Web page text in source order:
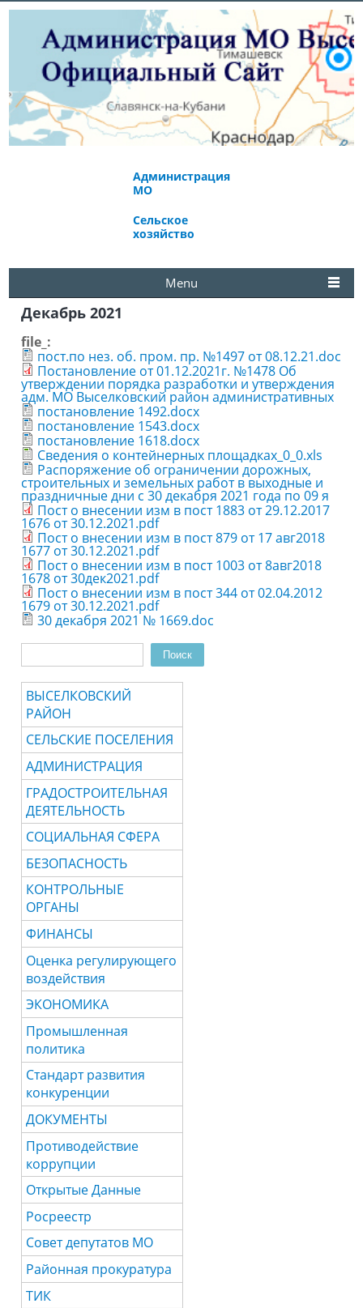
Администрация
МО
Сельское
хозяйство
Menu
Декабрь 2021
file_:
пост.по нез. об. пром. пр. №1497 от 08.12.21.doc
Постановление от 01.12.2021г. №1478 Об
утверждении порядка разработки и утверждения
адм. МО Выселковский район административных
постановление 1492.docx
постановление 1543.docx
постановление 1618.docx
Сведения о контейнерных площадках_0_0.xls
Распоряжение об ограничении дорожных,
строительных и земельных работ в выходные и
праздничные дни с 30 декабря 2021 года по 09 я
Пост о внесении изм в пост 1883 от 29.12.2017
1676 от 30.12.2021.pdf
Пост о внесении изм в пост 879 от 17 авг2018
1677 от 30.12.2021.pdf
Пост о внесении изм в пост 1003 от 8авг2018
1678 от 30дек2021.pdf
Пост о внесении изм в пост 344 от 02.04.2012
1679 от 30.12.2021.pdf
30 декабря 2021 № 1669.doc
Поиск
ВЫСЕЛКОВСКИЙ
РАЙОН
СЕЛЬСКИЕ ПОСЕЛЕНИЯ
АДМИНИСТРАЦИЯ
ГРАДОСТРОИТЕЛЬНАЯ
ДЕЯТЕЛЬНОСТЬ
СОЦИАЛЬНАЯ СФЕРА
БЕЗОПАСНОСТЬ
КОНТРОЛЬНЫЕ
ОРГАНЫ
ФИНАНСЫ
Оценка регулирующего
воздействия
ЭКОНОМИКА
Промышленная
политика
Стандарт развития
конкуренции
ДОКУМЕНТЫ
Противодействие
коррупции
Открытые Данные
Росреестр
Совет депутатов МО
Районная прокуратура
ТИК